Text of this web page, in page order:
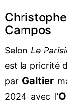
Campos
Selon Le
est la priorité
par Galtier
2024 avec l’